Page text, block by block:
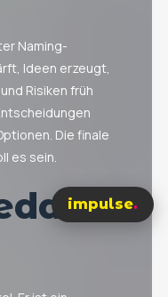
Naming-
Ideen erzeugt,
Risiken früh
Die finale
es sein.
impulse.